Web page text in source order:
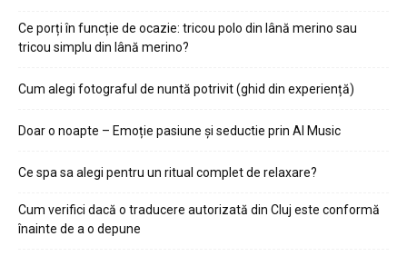
Ce porți în funcție de ocazie: tricou polo din lână merino sau
tricou simplu din lână merino?
Cum alegi fotograful de nuntă potrivit (ghid din experiență)
Doar o noapte – Emoție pasiune și seductie prin AI Music
Ce spa sa alegi pentru un ritual complet de relaxare?
Cum verifici dacă o traducere autorizată din Cluj este conformă
înainte de a o depune